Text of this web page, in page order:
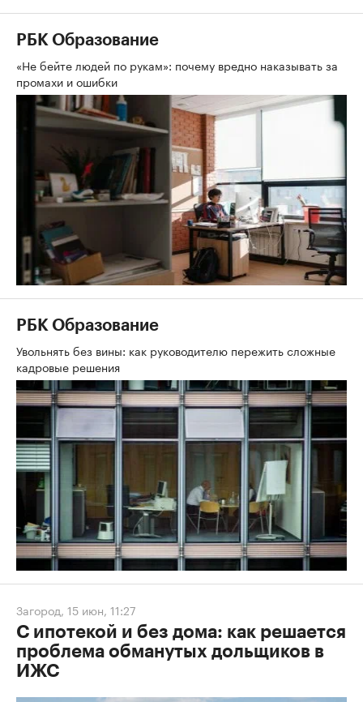
РБК Образование
«Не бейте людей по рукам»: почему вредно наказывать за
промахи и ошибки
РБК Образование
Увольнять без вины: как руководителю пережить сложные
кадровые решения
Загород, 15 июн, 11:27
С ипотекой и без дома: как решается
проблема обманутых дольщиков в
ИЖС